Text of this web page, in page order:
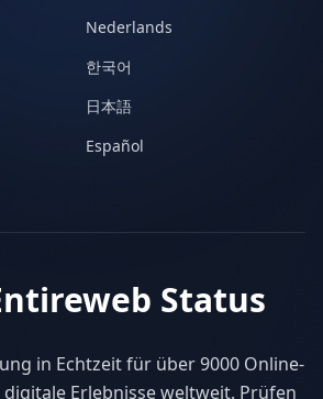
Nederlands
한국어
日本語
Español
Status
in Echtzeit für über 9000 Online-
Erlebnisse weltweit. Prüfen